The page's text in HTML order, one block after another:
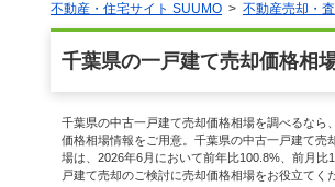
不動産・住宅サイト SUUMO 不動産売却・
千葉県の一戸建て売却価格相
千葉県の中古一戸建て売却価格相場を調べるな
価格相場情報をご用意。千葉県の中古一戸建て売
場は、2026年6月において前年比100.8%、前月
戸建て売却のご検討に売却価格相場をお役立てく